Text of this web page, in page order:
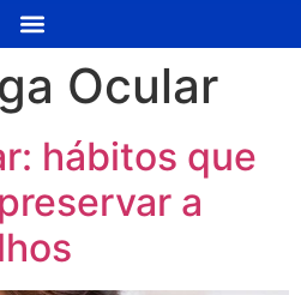
Ocular
hábitos que
a